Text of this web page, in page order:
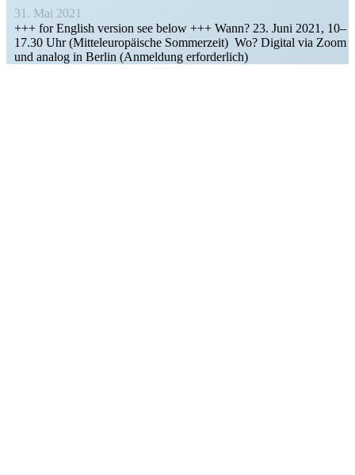
31. Mai 2021
+++ for English version see below +++ Wann? 23. Juni 2021, 10–
17.30 Uhr (Mittel­eu­ro­päische Sommerzeit) Wo? Digital via Zoom
und analog in Berlin (Anmeldung erforderlich)